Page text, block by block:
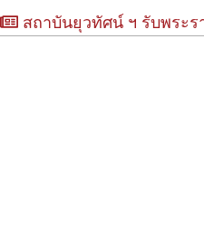
สถาบันยุวทัศน์ ฯ รับพระร